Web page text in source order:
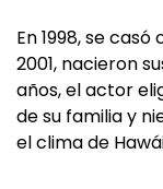
En 1998, se
2001, nacieron
años, el actor
de su familia y
el clima de